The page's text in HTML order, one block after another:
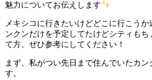
魅力についてお伝えします
メキシコに行きたいけどどこに行こうか
ンクンだけを予定してたけどシティもち
て方、ぜひ参考にしてください！
まず、私がつい先日まで住んでいたカ
す。